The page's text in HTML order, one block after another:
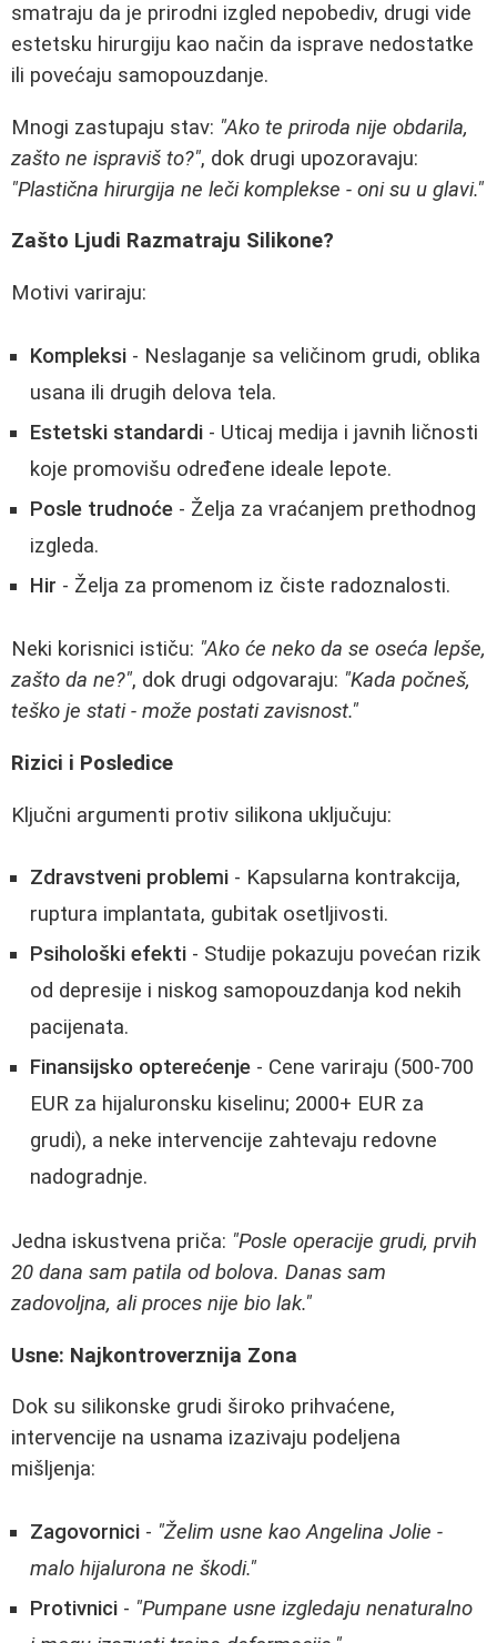
smatraju da je prirodni izgled nepobediv, drugi vide
estetsku hirurgiju kao način da isprave nedostatke
ili povećaju samopouzdanje.
Mnogi zastupaju stav: "Ako te priroda nije obdarila,
zašto ne ispraviš to?", dok drugi upozoravaju:
"Plastična hirurgija ne leči komplekse - oni su u glavi."
Zašto Ljudi Razmatraju Silikone?
Motivi variraju:
Kompleksi - Neslaganje sa veličinom grudi, oblika
usana ili drugih delova tela.
Estetski standardi - Uticaj medija i javnih ličnosti
koje promovišu određene ideale lepote.
Posle trudnoće - Želja za vraćanjem prethodnog
izgleda.
Hir - Želja za promenom iz čiste radoznalosti.
Neki korisnici ističu: "Ako će neko da se oseća lepše,
zašto da ne?", dok drugi odgovaraju: "Kada počneš,
teško je stati - može postati zavisnost."
Rizici i Posledice
Ključni argumenti protiv silikona uključuju:
Zdravstveni problemi - Kapsularna kontrakcija,
ruptura implantata, gubitak osetljivosti.
Psihološki efekti - Studije pokazuju povećan rizik
od depresije i niskog samopouzdanja kod nekih
pacijenata.
Finansijsko opterećenje - Cene variraju (500-700
EUR za hijaluronsku kiselinu; 2000+ EUR za
grudi), a neke intervencije zahtevaju redovne
nadogradnje.
Jedna iskustvena priča: "Posle operacije grudi, prvih
20 dana sam patila od bolova. Danas sam
zadovoljna, ali proces nije bio lak."
Usne: Najkontroverznija Zona
Dok su silikonske grudi široko prihvaćene,
intervencije na usnama izazivaju podeljena
mišljenja:
Zagovornici - "Želim usne kao Angelina Jolie -
malo hijalurona ne škodi."
Protivnici - "Pumpane usne izgledaju nenaturalno